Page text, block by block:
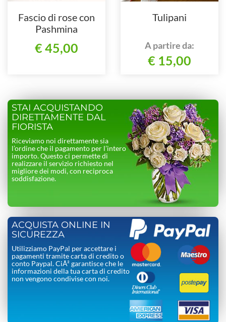
Fascio di rose con
Pashmina
€ 45,00
Tulipani
A partire da:
€ 15,00
STAI ACQUISTANDO
DIRETTAMENTE DAL
FIORISTA
Riceviamo noi direttamente sia
l’ordine che il pagamento per l’intero
importo. Questo ci permette di
realizzare il servizio richiesto nel
migliore dei modi, con reciproca
soddisfazione.
ACQUISTA ONLINE IN
SICUREZZA
Utilizziamo PayPal per accettare i
pagamenti tramite carta di credito o
conto Paypal. CiÃ² garantisce che le
informazioni della tua carta di credito
non vengono condivise con noi.